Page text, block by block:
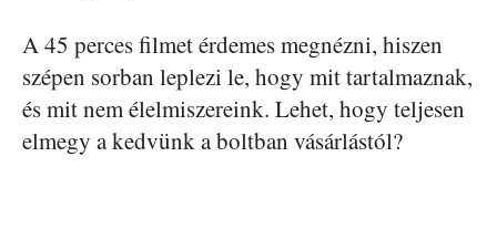
A 45 perces filmet érdemes megnézni, hiszen
szépen sorban leplezi le, hogy mit tartalmaznak,
és mit nem élelmiszereink. Lehet, hogy teljesen
elmegy a kedvünk a boltban vásárlástól?